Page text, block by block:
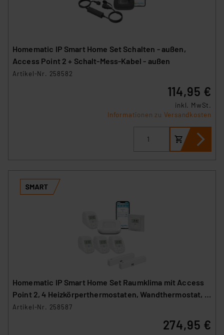
Homematic IP Smart Home Set Schalten - außen,
Access Point 2 + Schalt-Mess-Kabel - außen
Artikel-Nr. 258582
114,95 €
inkl. MwSt.
Informationen zu Versandkosten
Homematic IP Smart Home Set Raumklima mit Access
Point 2, 4 Heizkörperthermostaten, Wandthermostat, 2
Fenster-Türkontakte
Artikel-Nr. 258587
274,95 €